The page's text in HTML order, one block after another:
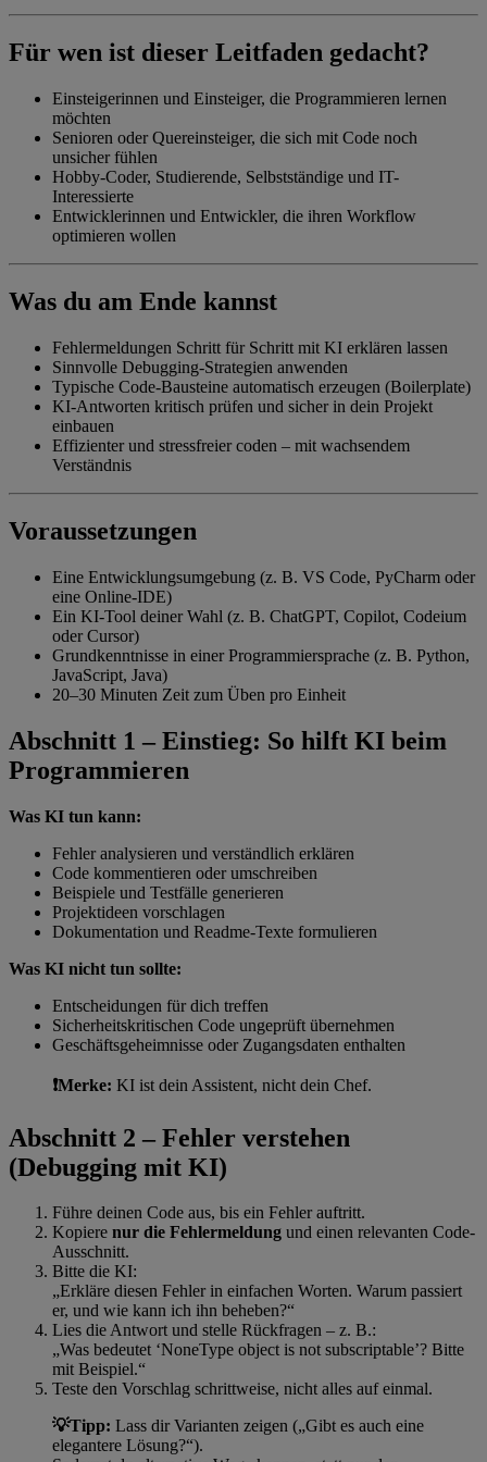
Für wen ist dieser Leitfaden gedacht?
Einsteigerinnen und Einsteiger, die Programmieren lernen
möchten
Senioren oder Quereinsteiger, die sich mit Code noch
unsicher fühlen
Hobby-Coder, Studierende, Selbstständige und IT-
Interessierte
Entwicklerinnen und Entwickler, die ihren Workflow
optimieren wollen
Was du am Ende kannst
Fehlermeldungen Schritt für Schritt mit KI erklären lassen
Sinnvolle Debugging-Strategien anwenden
Typische Code-Bausteine automatisch erzeugen (Boilerplate)
KI-Antworten kritisch prüfen und sicher in dein Projekt
einbauen
Effizienter und stressfreier coden – mit wachsendem
Verständnis
Voraussetzungen
Eine Entwicklungsumgebung (z. B. VS Code, PyCharm oder
eine Online-IDE)
Ein KI-Tool deiner Wahl (z. B. ChatGPT, Copilot, Codeium
oder Cursor)
Grundkenntnisse in einer Programmiersprache (z. B. Python,
JavaScript, Java)
20–30 Minuten Zeit zum Üben pro Einheit
Abschnitt 1 – Einstieg: So hilft KI beim
Programmieren
Was KI tun kann:
Fehler analysieren und verständlich erklären
Code kommentieren oder umschreiben
Beispiele und Testfälle generieren
Projektideen vorschlagen
Dokumentation und Readme-Texte formulieren
Was KI nicht tun sollte:
Entscheidungen für dich treffen
Sicherheitskritischen Code ungeprüft übernehmen
Geschäftsgeheimnisse oder Zugangsdaten enthalten
❗Merke: KI ist dein Assistent, nicht dein Chef.
Abschnitt 2 – Fehler verstehen
(Debugging mit KI)
Führe deinen Code aus, bis ein Fehler auftritt.
Kopiere nur die Fehlermeldung und einen relevanten Code-
Ausschnitt.
Bitte die KI:
„Erkläre diesen Fehler in einfachen Worten. Warum passiert
er, und wie kann ich ihn beheben?“
Lies die Antwort und stelle Rückfragen – z. B.:
„Was bedeutet ‘NoneType object is not subscriptable’? Bitte
mit Beispiel.“
Teste den Vorschlag schrittweise, nicht alles auf einmal.
💡Tipp: Lass dir Varianten zeigen („Gibt es auch eine
elegantere Lösung?“).